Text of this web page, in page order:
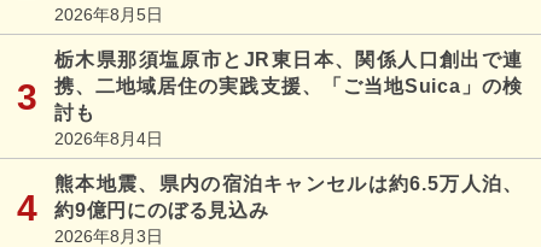
2026年8月5日
栃木県那須塩原市とJR東日本、関係人口創出で連
携、二地域居住の実践支援、「ご当地Suica」の検
討も
2026年8月4日
熊本地震、県内の宿泊キャンセルは約6.5万人泊、
約9億円にのぼる見込み
2026年8月3日